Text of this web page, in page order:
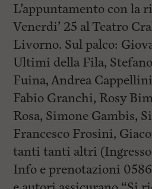
L’appuntamento con la
Venerdi’ 25 al Teatro
Livorno. Sul palco:
Ultimi della Fila,
Fuina, Andrea
Fabio Granchi, Rosy
Rosa, Simone Gambis,
Francesco Frosini,
tanti tanti altri
Info e prenotazioni